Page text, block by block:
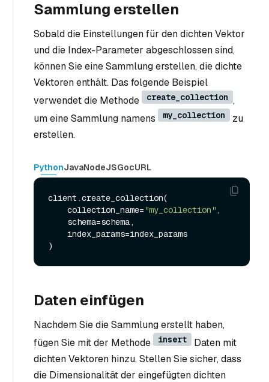
Sammlung erstellen
Sobald die Einstellungen für den dichten Vektor
und die Index-Parameter abgeschlossen sind,
können Sie eine Sammlung erstellen, die dichte
Vektoren enthält. Das folgende Beispiel
verwendet die Methode
create_collection ,
um eine Sammlung namens
my_collection
zu
erstellen.
PythonJavaNodeJSGocURL
client.create_collection(
    collection_name=
"my_collection" ,
Daten einfügen
Nachdem Sie die Sammlung erstellt haben,
fügen Sie mit der Methode
insert
Daten mit
dichten Vektoren hinzu. Stellen Sie sicher, dass
die Dimensionalität der eingefügten dichten